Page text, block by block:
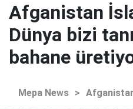
Afganistan
Dünya bizi
bahane
Mepa News >